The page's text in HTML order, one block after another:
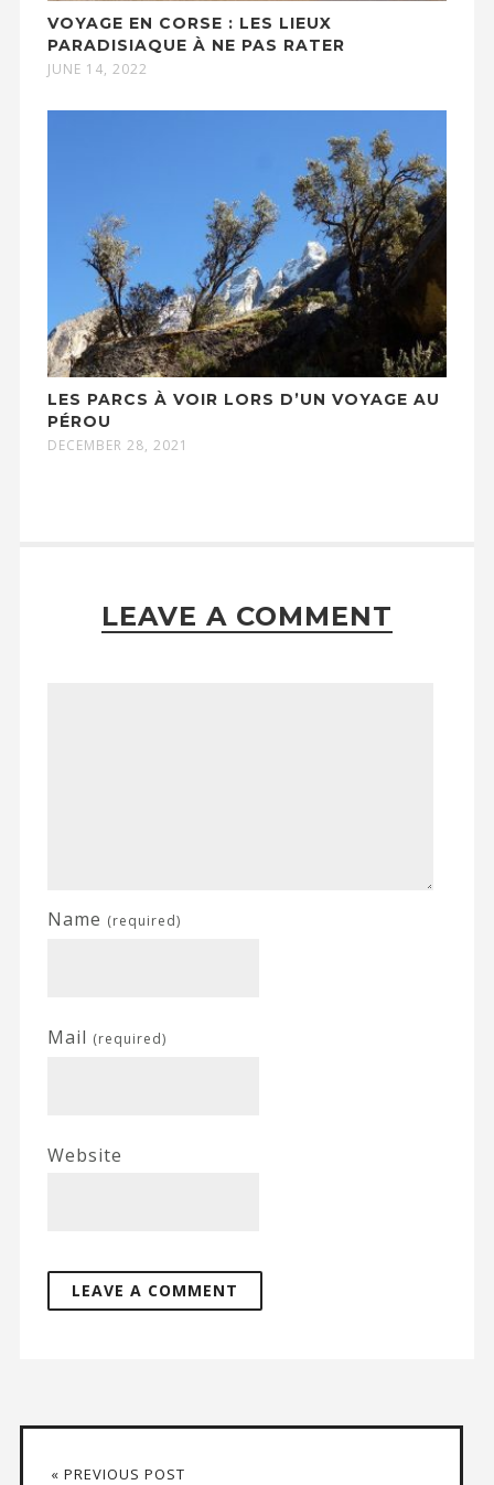
VOYAGE EN CORSE : LES LIEUX
PARADISIAQUE À NE PAS RATER
JUNE 14, 2022
LES PARCS À VOIR LORS D’UN VOYAGE AU
PÉROU
DECEMBER 28, 2021
LEAVE A COMMENT
Name (required)
Mail (required)
Website
« PREVIOUS POST